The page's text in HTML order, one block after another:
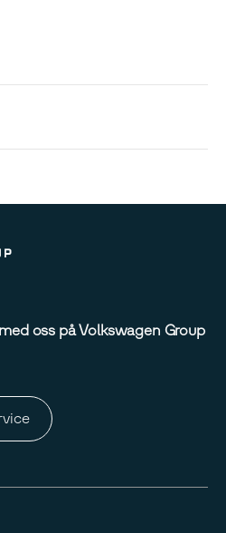
oss på Volkswagen Group